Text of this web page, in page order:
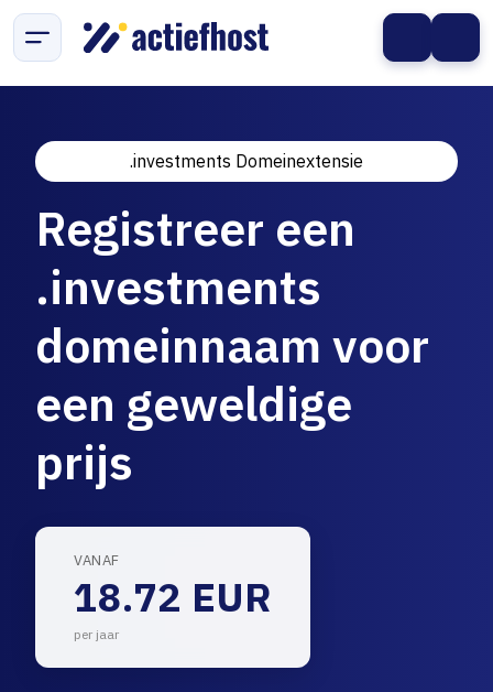
.investments Domeinextensie
Registreer een
.investments
domeinnaam voor
een geweldige
prijs
VANAF
18.72 EUR
per jaar